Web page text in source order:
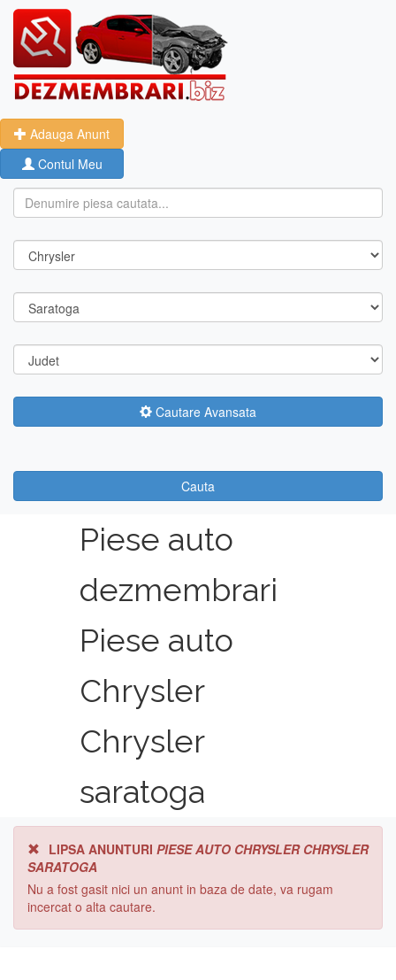
Adauga Anunt
Contul Meu
Cautare Avansata
Cauta
Piese auto
dezmembrari
Piese auto
Chrysler
Chrysler
saratoga
LIPSA ANUNTURI PIESE AUTO CHRYSLER CHRYSLER
SARATOGA
Nu a fost gasit nici un anunt in baza de date, va rugam
incercat o alta cautare.